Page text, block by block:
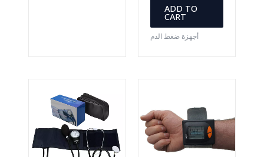
ADD TO
CART
أجهزة ضغط الدم